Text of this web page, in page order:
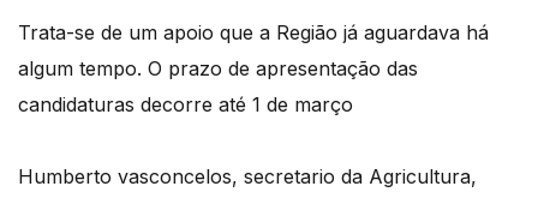
Trata-se de um apoio que a Região já aguardava há
algum tempo. O prazo de apresentação das
candidaturas decorre até 1 de março
Humberto vasconcelos, secretario da Agricultura,